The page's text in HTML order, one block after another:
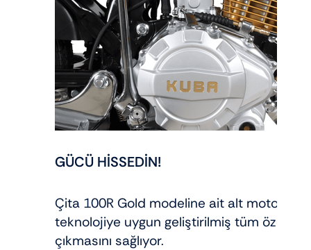
GÜCÜ HİSSEDİN!
Çita 100R Gold modeline ait alt motorun
teknolojiye uygun geliştirilmiş tüm
çıkmasını sağlıyor.